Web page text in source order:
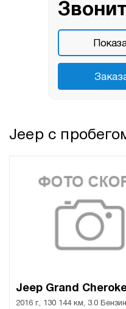
Jeep с
Jeep Grand
2016 г., 130 144 км, 3.0